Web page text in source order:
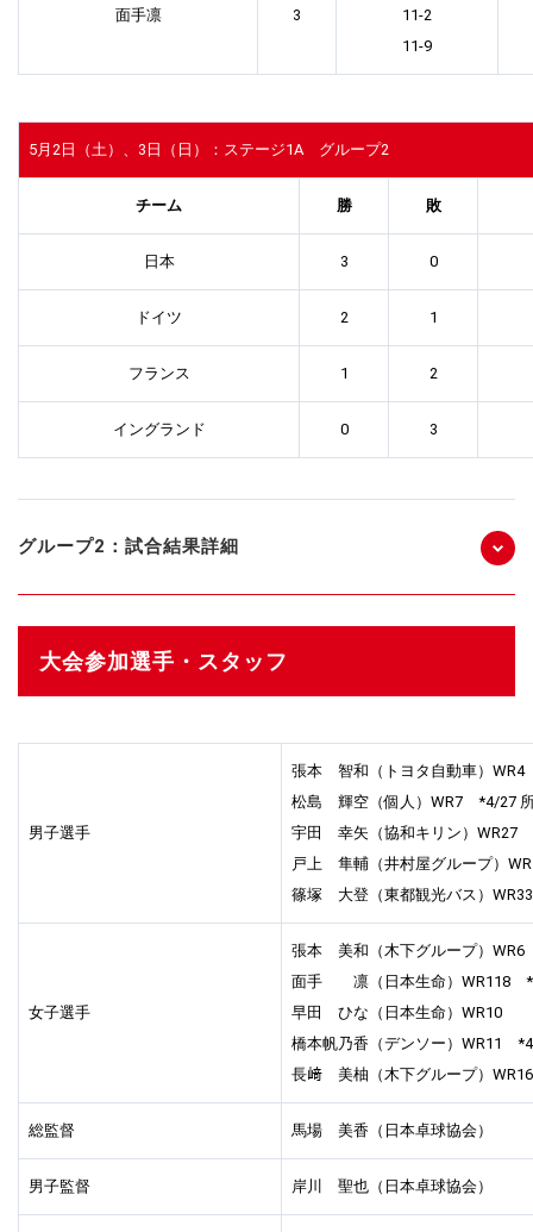
面手凛 3
11-2
11-9
5月2日（土）、3日（日）：ステージ1A グループ2
チーム 勝 敗
日本 3 0
ドイツ 2 1
フランス 1 2
イングランド 0 3
グループ2：試合結果詳細
大会参加選手・スタッフ
男子選手
張本 智和（トヨタ自動車）WR4
松島 輝空（個人）WR7 *4/27
宇田 幸矢（協和キリン）WR27
戸上 隼輔（井村屋グループ）
篠塚 大登（東都観光バス）
女子選手
張本 美和（木下グループ）WR6
面手 凛（日本生命）WR118
早田 ひな（日本生命）WR10
橋本帆乃香（デンソー）WR11
長﨑 美柚（木下グループ）
総監督 馬場 美香（日本卓球協会）
男子監督 岸川 聖也（日本卓球協会）